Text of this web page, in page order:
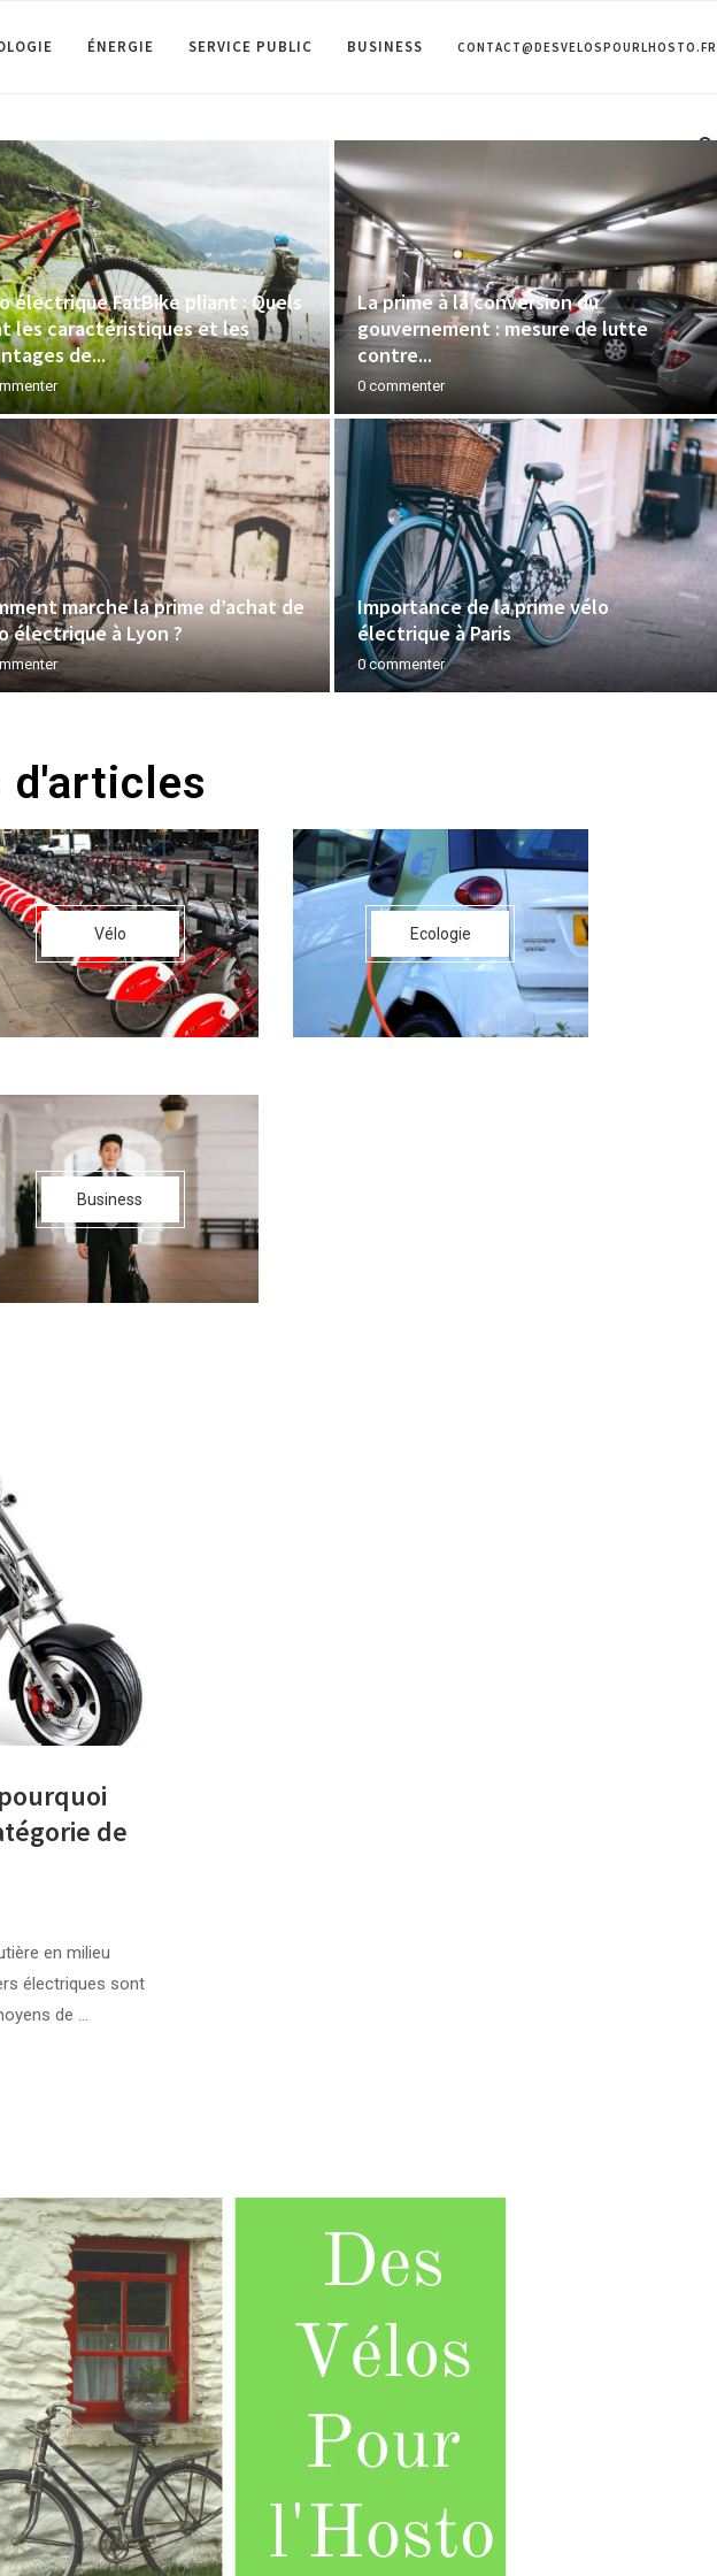
ÉNERGIE SERVICE PUBLIC BUSINESS CONTACT@DESVELOSPOURLHOSTO.FR
électrique FatBike pliant : Quels
les caractéristiques et les
de...
La prime à la conversion du
gouvernement : mesure de lutte
contre...
0 commenter
marche la prime d’achat de
électrique à Lyon ?
Importance de la prime vélo
électrique à Paris
0 commenter
d'articles
Vélo Ecologie
Business
de
en milieu
électriques sont
de …